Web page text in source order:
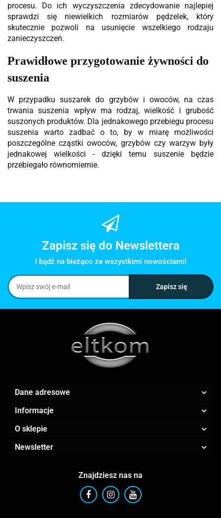
procesu. Do ich wyczyszczenia zdecydowanie najlepiej
sprawdzi się niewielkich rozmiarów pędzelek, który
skutecznie pozwoli na usunięcie wszelkiego rodzaju
zanieczyszczeń.
Prawidłowe przygotowanie żywności do
suszenia
W przypadku suszarek do grzybów i owoców, na czas
trwania suszenia wpływ ma rodzaj, wielkość i grubość
suszonych produktów. Dla jednakowego przebiegu procesu
suszenia warto zadbać o to, by w miarę możliwości
poszczególne cząstki owoców, grzybów czy warzyw były
jednakowej wielkości - dzięki temu suszenie będzie
przebiegało równomiernie.
Zapisz się do Newslettera
I bądź na bieżąco ze wszystkimi nowościami!
Dane adresowe
Informacje
O sklepie
Newsletter
Znajdziesz nas na